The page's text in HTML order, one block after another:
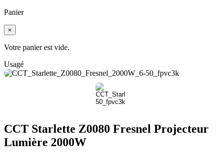
Panier
×
Votre panier est vide.
Usagé
CCT Starlette Z0080 Fresnel Projecteur
Lumière 2000W